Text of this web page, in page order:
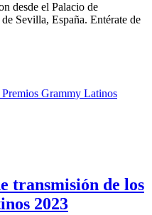
desde el Palacio de
Sevilla, España. Entérate de
transmisión de los
2023